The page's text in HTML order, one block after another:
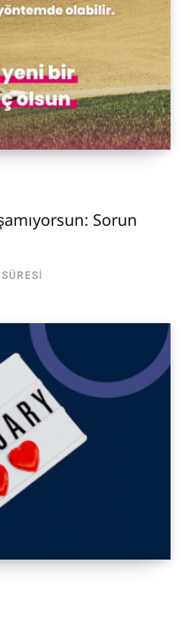
Sorun